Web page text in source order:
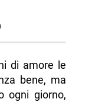
di amore le
bene, ma
ogni giorno,